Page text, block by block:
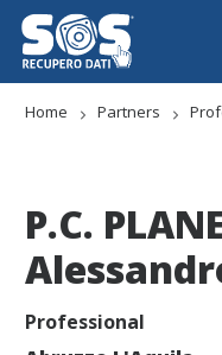
Home Partners
P.C.
Professional